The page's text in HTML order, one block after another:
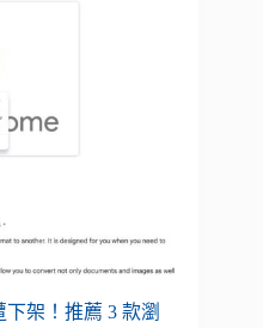
下架！推薦 3 款瀏